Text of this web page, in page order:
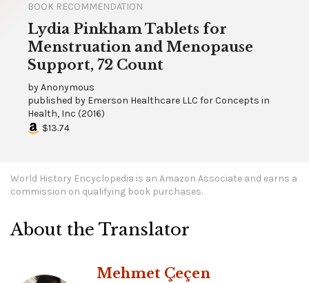
BOOK RECOMMENDATION
Lydia Pinkham Tablets for
Menstruation and Menopause
Support, 72 Count
byAnonymous
published by Emerson Healthcare LLC for Concepts in
Health, Inc (2016)
$13.74
World History Encyclopedia is an Amazon Associate and earns a
commission on qualifying book purchases.
About the Translator
Mehmet Çeçen